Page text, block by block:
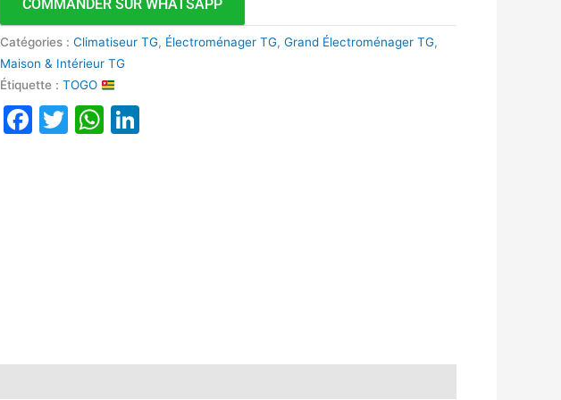
COMMANDER SUR WHATSAPP
Catégories :Climatiseur TG, Électroménager TG,Grand Électroménager TG,
Maison & Intérieur TG
Étiquette :TOGO
Facebook
TwitterWhatsApp